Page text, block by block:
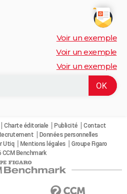
Voir un exemple
Voir un exemple
Voir un exemple
Charte éditoriale Publicité
Contact
Données personnelles
Utiq Mentions légales
Groupe Figaro
Benchmark